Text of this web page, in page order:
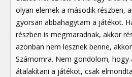
olyan elemek a második részben,
gyorsan abbahagytam a játékot.
részben is megmaradnak, akkor
azonban nem lesznek benne,
Számomra. Nem gondolom,
átalakítani a játékot, csak